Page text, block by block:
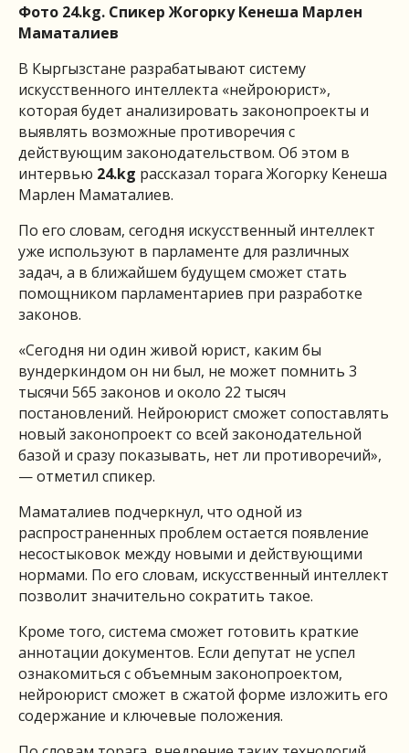
Фото 24.kg. Спикер Жогорку Кенеша Марлен
Маматалиев
В Кыргызстане разрабатывают систему
искусственного интеллекта «нейроюрист»,
которая будет анализировать законопроекты и
выявлять возможные противоречия с
действующим законодательством. Об этом в
интервью 24.kg рассказал торага Жогорку Кенеша
Марлен Маматалиев.
По его словам, сегодня искусственный интеллект
уже используют в парламенте для различных
задач, а в ближайшем будущем сможет стать
помощником парламентариев при разработке
законов.
«Сегодня ни один живой юрист, каким бы
вундеркиндом он ни был, не может помнить 3
тысячи 565 законов и около 22 тысяч
постановлений. Нейроюрист сможет сопоставлять
новый законопроект со всей законодательной
базой и сразу показывать, нет ли противоречий»,
— отметил спикер.
Маматалиев подчеркнул, что одной из
распространенных проблем остается появление
несостыковок между новыми и действующими
нормами. По его словам, искусственный интеллект
позволит значительно сократить такое.
Кроме того, система сможет готовить краткие
аннотации документов. Если депутат не успел
ознакомиться с объемным законопроектом,
нейроюрист сможет в сжатой форме изложить его
содержание и ключевые положения.